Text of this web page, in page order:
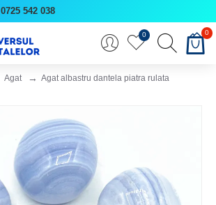
0725 542 038
0 0
Agat Agat albastru dantela piatra rulata